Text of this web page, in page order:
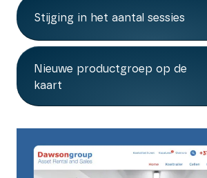
Stijging in het aantal sessies
Nieuwe productgroep op de
kaart